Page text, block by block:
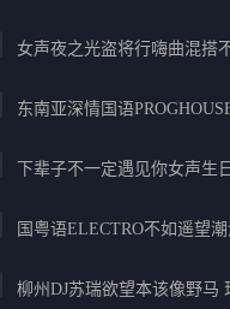
女声夜之光盗将行嗨曲混搭
柳州DJ苏瑞欲望本该像野马